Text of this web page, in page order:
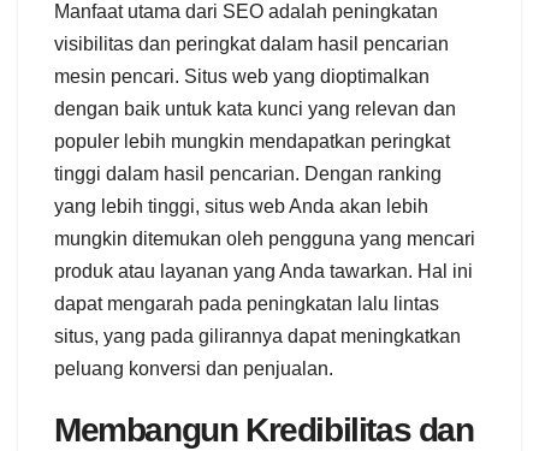
Manfaat utama dari SEO adalah peningkatan
visibilitas dan peringkat dalam hasil pencarian
mesin pencari. Situs web yang dioptimalkan
dengan baik untuk kata kunci yang relevan dan
populer lebih mungkin mendapatkan peringkat
tinggi dalam hasil pencarian. Dengan ranking
yang lebih tinggi, situs web Anda akan lebih
mungkin ditemukan oleh pengguna yang mencari
produk atau layanan yang Anda tawarkan. Hal ini
dapat mengarah pada peningkatan lalu lintas
situs, yang pada gilirannya dapat meningkatkan
peluang konversi dan penjualan.
Membangun Kredibilitas dan